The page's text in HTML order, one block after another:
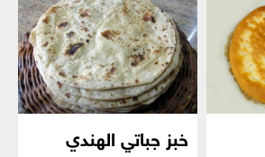
خبز جباتي الهندي